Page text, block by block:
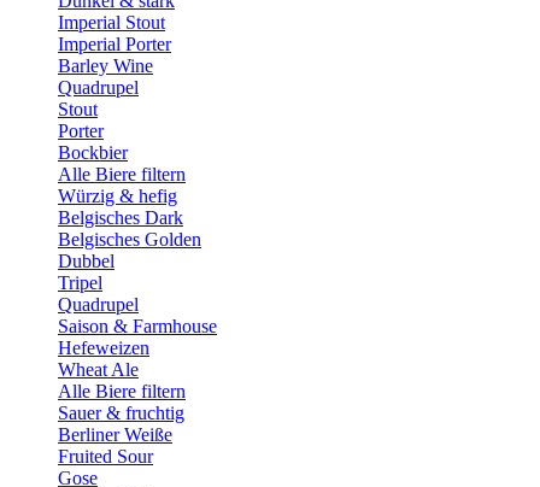
Imperial Stout
Imperial Porter
Barley Wine
Quadrupel
Stout
Porter
Bockbier
Alle Biere filtern
Würzig & hefig
Belgisches Dark
Belgisches Golden
Dubbel
Tripel
Quadrupel
Saison & Farmhouse
Hefeweizen
Wheat Ale
Alle Biere filtern
Sauer & fruchtig
Berliner Weiße
Fruited Sour
Gose